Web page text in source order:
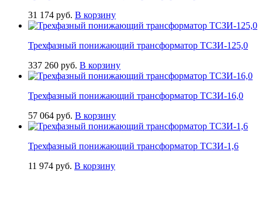
31 174 руб. В корзину
Трехфазный понижающий трансформатор ТСЗИ-125,0
337 260 руб. В корзину
Трехфазный понижающий трансформатор ТСЗИ-16,0
57 064 руб. В корзину
Трехфазный понижающий трансформатор ТСЗИ-1,6
11 974 руб. В корзину